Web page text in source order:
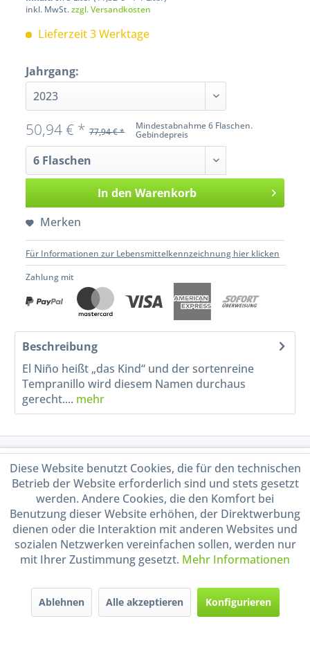
inkl. MwSt.zzgl. Versandkosten
Lieferzeit 3 Werktage
Jahrgang:
Mindestabnahme 6 Flaschen.
Gebindepreis
50,94 € * 77,94 € *
In den Warenkorb
Merken
Für Informationen zur Lebensmittelkennzeichnung hier klicken
Zahlung mit
Beschreibung
El Niño heißt „das Kind“ und der sortenreine
Tempranillo wird diesem Namen durchaus
gerecht.... mehr
Service Hotline
Shop Service
Informationen
Handel mit BIO-Weinen
durch DE-ÖKO-009
Diese Website benutzt Cookies, die für den technischen
Betrieb der Website erforderlich sind und stets gesetzt
werden. Andere Cookies, die den Komfort bei
Benutzung dieser Website erhöhen, der Direktwerbung
dienen oder die Interaktion mit anderen Websites und
sozialen Netzwerken vereinfachen sollen, werden nur
mit Ihrer Zustimmung gesetzt. Mehr Informationen
Ablehnen Alle akzeptieren Konfigurieren